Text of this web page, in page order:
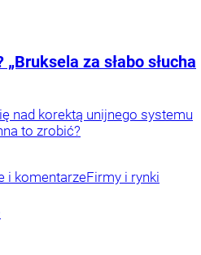
za słabo słucha
nad korektą unijnego systemu
to zrobić?
i komentarzeFirmy i rynki